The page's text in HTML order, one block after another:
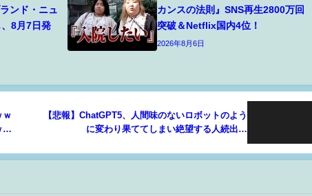
ンド・ニュ
8月7日発
カンスの法則』SNS再生2800万回
突破＆Netflix国内4位！
2026年8月6日
ｗ
ｗ
【悲報】ChatGPT5、人間味のないロボットのよう
に変わり果ててしまい絶望する人続出…